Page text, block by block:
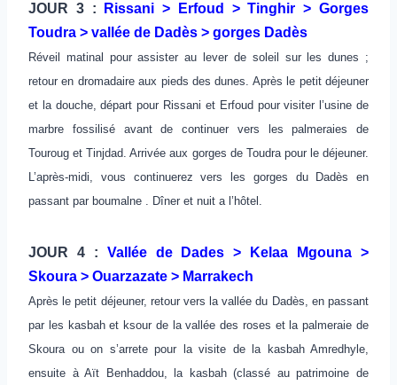
JOUR 3 : Rissani > Erfoud > Tinghir > Gorges
Toudra > vallée de Dadès > gorges Dadès
Réveil matinal pour assister au lever de soleil sur les dunes ;
retour en dromadaire aux pieds des dunes. Après le petit déjeuner
et la douche, départ pour Rissani et Erfoud pour visiter l’usine de
marbre fossilisé avant de continuer vers les palmeraies de
Touroug et Tinjdad. Arrivée aux gorges de Toudra pour le déjeuner.
L’après-midi, vous continuerez vers les gorges du Dadès en
passant par boumalne . Dîner et nuit a l’hôtel.
JOUR 4 : Vallée de Dades > Kelaa Mgouna >
Skoura > Ouarzazate > Marrakech
Après le petit déjeuner, retour vers la vallée du Dadès, en passant
par les kasbah et ksour de la vallée des roses et la palmeraie de
Skoura ou on s’arrete pour la visite de la kasbah Amredhyle,
ensuite à Aït Benhaddou, la kasbah (classé au patrimoine de